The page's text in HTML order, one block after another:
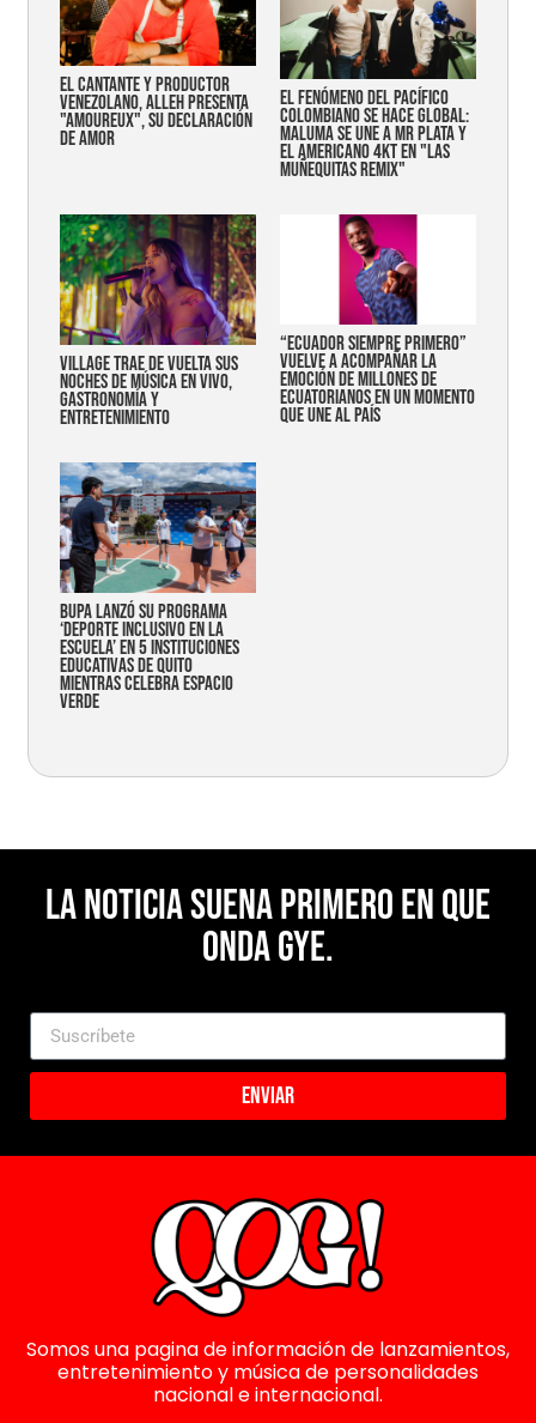
EL CANTANTE Y PRODUCTOR
VENEZOLANO, ALLEH PRESENTA
"AMOUREUX", SU DECLARACIÓN
DE AMOR
EL FENÓMENO DEL PACÍFICO
COLOMBIANO SE HACE GLOBAL:
MALUMA SE UNE A MR PLATA Y
EL AMERICANO 4KT EN "LAS
MUÑEQUITAS REMIX"
Village trae de vuelta sus
noches de música en vivo,
gastronomía y
entretenimiento
“Ecuador siempre primero”
vuelve a acompañar la
emoción de millones de
ecuatorianos en un momento
que une al país
Bupa lanzó su programa
‘Deporte Inclusivo en la
Escuela’ en 5 instituciones
educativas de Quito
mientras celebra espacio
verde
La noticia suena primero en Que
Onda Gye.
Enviar
Somos una pagina de información de lanzamientos,
entretenimiento y música de personalidades
nacional e internacional.